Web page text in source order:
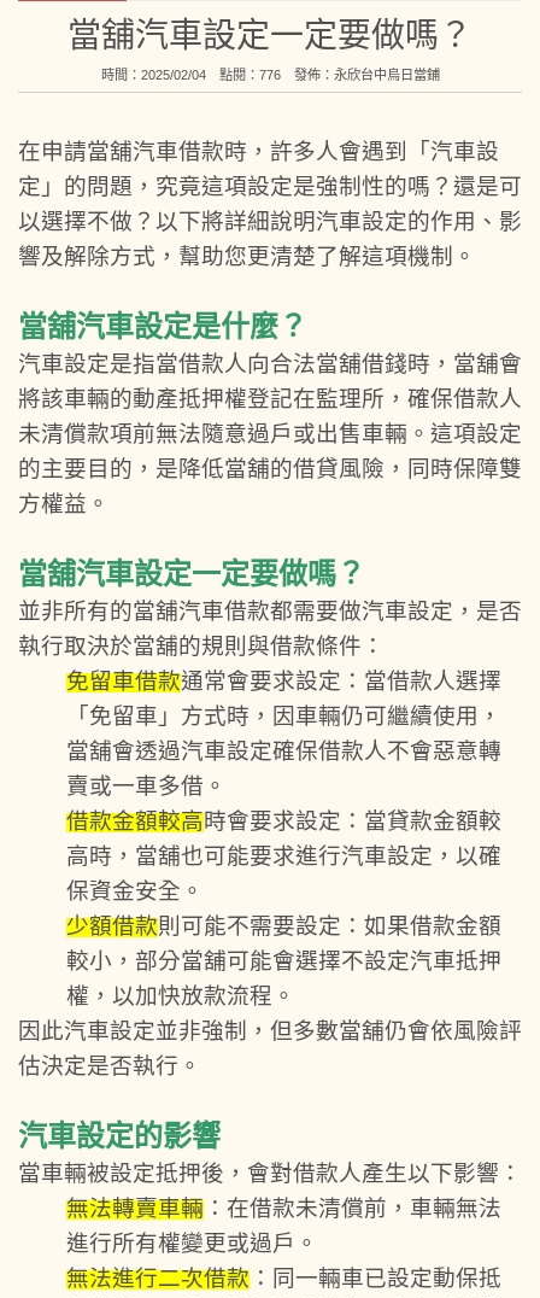
當舖汽車設定一定要做嗎？
時間：2025/02/04 點閱：776 發佈： 永欣台中烏日當鋪
在申請當舖汽車借款時，許多人會遇到「汽車設
定」的問題，究竟這項設定是強制性的嗎？還是可
以選擇不做？以下將詳細說明汽車設定的作用、影
響及解除方式，幫助您更清楚了解這項機制。
當舖汽車設定是什麼？
汽車設定是指當借款人向合法當舖借錢時，當舖會
將該車輛的動產抵押權登記在監理所，確保借款人
未清償款項前無法隨意過戶或出售車輛。這項設定
的主要目的，是降低當舖的借貸風險，同時保障雙
方權益。
當舖汽車設定一定要做嗎？
並非所有的當舖汽車借款都需要做汽車設定，是否
執行取決於當舖的規則與借款條件：
免留車借款通常會要求設定：當借款人選擇
「免留車」方式時，因車輛仍可繼續使用，
當舖會透過汽車設定確保借款人不會惡意轉
賣或一車多借。
借款金額較高時會要求設定：當貸款金額較
高時，當舖也可能要求進行汽車設定，以確
保資金安全。
少額借款則可能不需要設定：如果借款金額
較小，部分當舖可能會選擇不設定汽車抵押
權，以加快放款流程。
因此汽車設定並非強制，但多數當舖仍會依風險評
估決定是否執行。
汽車設定的影響
當車輛被設定抵押後，會對借款人產生以下影響：
無法轉賣車輛 ：在借款未清償前，車輛無法
進行所有權變更或過戶。
無法進行二次借款 ：同一輛車已設定動保抵